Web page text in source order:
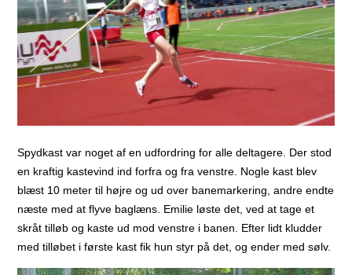
Spydkast var noget af en udfordring for alle deltagere. Der stod
en kraftig kastevind ind forfra og fra venstre. Nogle kast blev
blæst 10 meter til højre og ud over banemarkering, andre endte
næste med at flyve baglæns. Emilie løste det, ved at tage et
skråt tilløb og kaste ud mod venstre i banen. Efter lidt kludder
med tilløbet i første kast fik hun styr på det, og ender med sølv.